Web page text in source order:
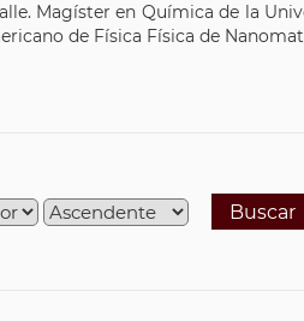
Magíster en Química de la
de Física Física de
Buscar